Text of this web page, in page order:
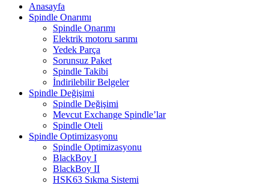
Anasayfa
Spindle Onarımı
Spindle Onarımı
Elektrik motoru sarımı
Yedek Parça
Sorunsuz Paket
Spindle Takibi
İndirilebilir Belgeler
Spindle Değişimi
Spindle Değişimi
Mevcut Exchange Spindle’lar
Spindle Oteli
Spindle Optimizasyonu
Spindle Optimizasyonu
BlackBoy I
BlackBoy II
HSK63 Sıkma Sistemi